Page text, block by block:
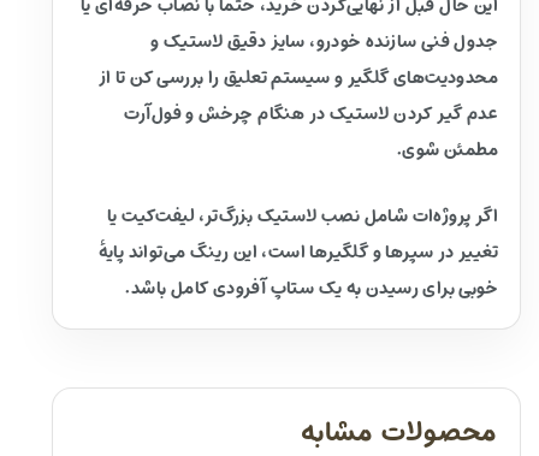
جدول فنی سازنده خودرو، سایز دقیق لاستیک و
محدودیت‌های گلگیر و سیستم تعلیق را بررسی کن تا از
عدم گیر کردن لاستیک در هنگام چرخش و فول‌آرت
مطمئن شوی.
اگر پروژه‌ات شامل نصب لاستیک بزرگ‌تر، لیفت‌کیت یا
تغییر در سپرها و گلگیرها است، این رینگ می‌تواند پایهٔ
خوبی برای رسیدن به یک ستاپ آفرودی کامل باشد.
محصولات مشابه